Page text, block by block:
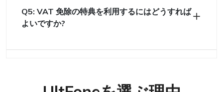
Q5: VAT 免除の特典を利用するにはどうすれば
よいですか?